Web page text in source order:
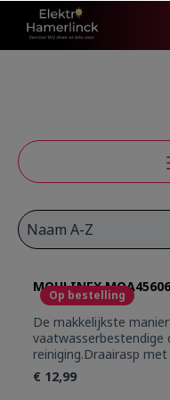
content
Op bestelling
MOULINEX
De makkelijkste
vaatwasserbestendige
reiniging.Draairasp
zowel links- als
roestvrij staal, perfect
€ 12,99